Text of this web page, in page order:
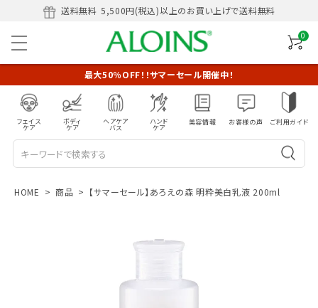
送料無料 5,500円(税込)以上のお買い上げで送料無料
0
最大50％OFF！！サマーセール開催中！
フェイス
ケア
ボディ
ケア
ヘアケア
バス
ハンド
ケア
美容情報 お客様の声 ご利用ガイド
HOME 商品 【サマーセール】あろえの森 明粋美白乳液 200ml